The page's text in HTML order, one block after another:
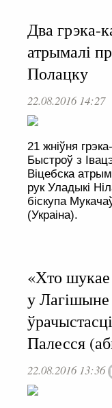
Два грэка-
атрымалі
Полацку
22.08.2016 14:27
21 жніўня
Быстроў з
Віцебска
рук Уладыкі
біскупа
(Украіна).
«Хто
у Лагішыне
Палесся
22.08.2016 13:36